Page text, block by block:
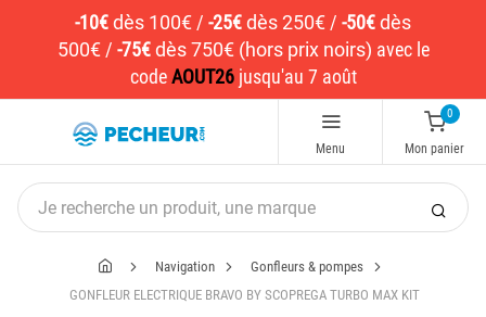
-10€dès 100€ / -25€dès 250€ / -50€dès
500€/ -75€ dès 750€ (hors prix noirs) avec le
codeAOUT26jusqu'au 7 août
Menu
0
Mon panier
Navigation
Gonfleurs & pompes
GONFLEUR ELECTRIQUE BRAVO BY SCOPREGA TURBO MAX KIT